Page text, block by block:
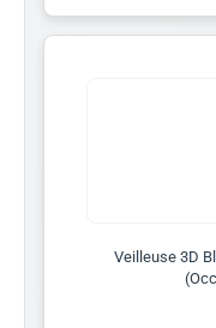
Veilleuse 3D